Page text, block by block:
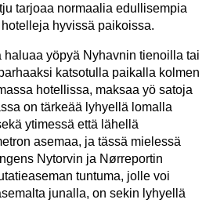
tarjoaa normaalia edullisempia
hyvissä paikoissa.
yöpyä Nyhavnin tienoilla tai
katsotulla paikalla kolmen
hotellissa, maksaa yö satoja
on tärkeää lyhyellä lomalla
ytimessä että lähellä
asemaa, ja tässä mielessä
Nytorvin ja Nørreportin
tuntuma, jolle voi
junalla, on sekin lyhyellä